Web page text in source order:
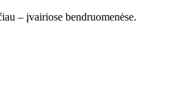
– įvairiose bendruomenėse.